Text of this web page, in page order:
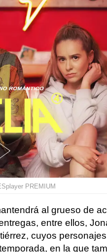
PREMIUM
al grueso de
entre ellos,
cuyos
en la que